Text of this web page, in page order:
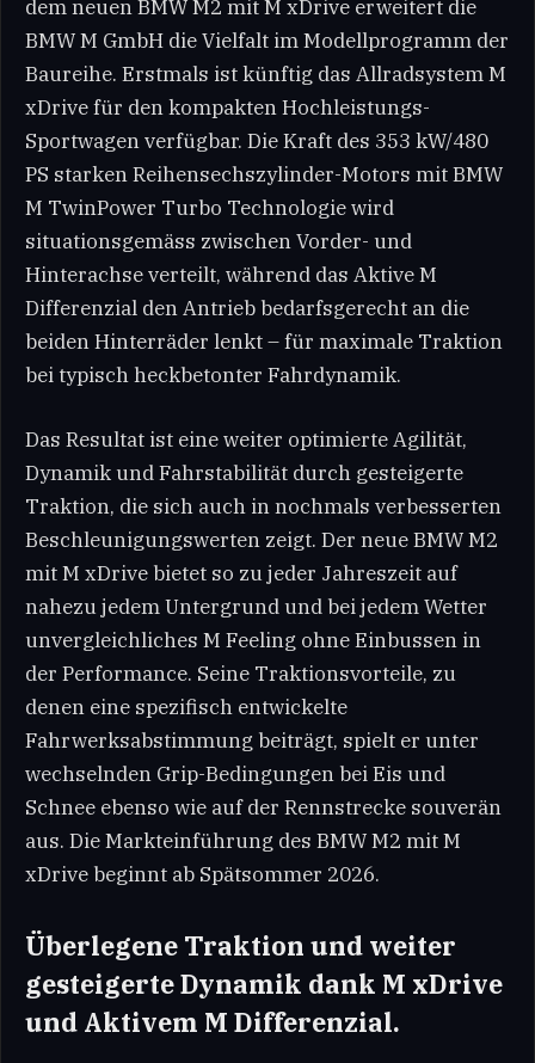
dem neuen BMW M2 mit M xDrive erweitert die
BMW M GmbH die Vielfalt im Modellprogramm der
Baureihe. Erstmals ist künftig das Allradsystem M
xDrive für den kompakten Hochleistungs-
Sportwagen verfügbar. Die Kraft des 353 kW/480
PS starken Reihensechszylinder-Motors mit BMW
M TwinPower Turbo Technologie wird
situationsgemäss zwischen Vorder- und
Hinterachse verteilt, während das Aktive M
Differenzial den Antrieb bedarfsgerecht an die
beiden Hinterräder lenkt – für maximale Traktion
bei typisch heckbetonter Fahrdynamik.
Das Resultat ist eine weiter optimierte Agilität,
Dynamik und Fahrstabilität durch gesteigerte
Traktion, die sich auch in nochmals verbesserten
Beschleunigungswerten zeigt. Der neue BMW M2
mit M xDrive bietet so zu jeder Jahreszeit auf
nahezu jedem Untergrund und bei jedem Wetter
unvergleichliches M Feeling ohne Einbussen in
der Performance. Seine Traktionsvorteile, zu
denen eine spezifisch entwickelte
Fahrwerksabstimmung beiträgt, spielt er unter
wechselnden Grip-Bedingungen bei Eis und
Schnee ebenso wie auf der Rennstrecke souverän
aus. Die Markteinführung des BMW M2 mit M
xDrive beginnt ab Spätsommer 2026.
Überlegene Traktion und weiter
gesteigerte Dynamik dank M xDrive
und Aktivem M Differenzial.